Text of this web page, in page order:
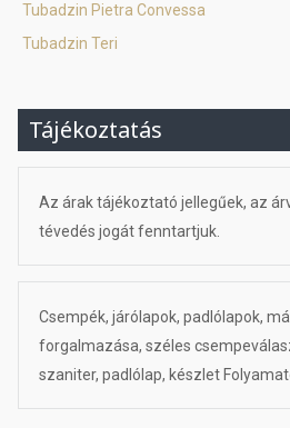
Tubadzin Pietra Convessa
Tubadzin Teri
Tájékoztatás
Az árak tájékoztató jellegűek, az
tévedés jogát fenntartjuk.
Csempék, járólapok, padlólapok,
forgalmazása, széles
szaniter, padlólap, készlet